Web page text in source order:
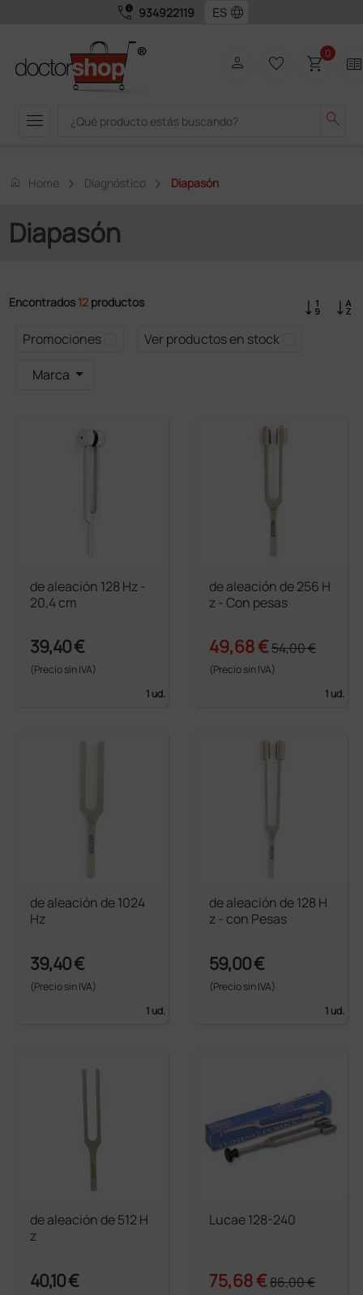
call_quality 934922119 language
menu search
person favorite_border shopping_cart0 two_pager
home Home Diagnóstico Diapasón
Diapasón
Encontrados 12 productos
Promociones
Ver productos en stock
Marca
de aleación 128 Hz -
20,4 cm
39,40 €
(Precio sin IVA)
1 ud.
de aleación de 256 H
z - Con pesas
49,68 €54,00 €
(Precio sin IVA)
1 ud.
de aleación de 1024
Hz
39,40 €
(Precio sin IVA)
1 ud.
de aleación de 128 H
z - con Pesas
59,00 €
(Precio sin IVA)
1 ud.
de aleación de 512 H
z
40,10 €
Lucae 128-240
75,68 €86,00 €